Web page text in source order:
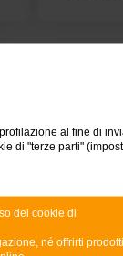
al fine di
di "terze parti"
dei cookie di
né offrirti prodotti